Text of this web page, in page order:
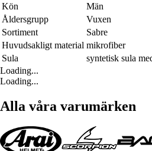
Kön
Män
Åldersgrupp
Vuxen
Sortiment
Sabre
Huvudsakligt material mikrofiber
Sula
syntetisk sula
Loading...
Loading...
Alla våra varumärken